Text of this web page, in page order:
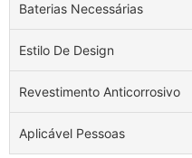
Baterias Necessárias
Estilo De Design
Revestimento Anticorrosivo
Aplicável Pessoas